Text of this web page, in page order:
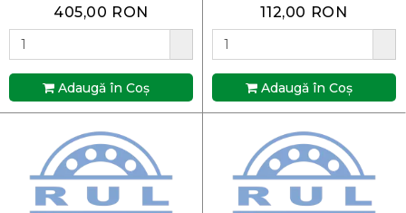
405,00 RON
Adaugă în Coş
112,00 RON
Adaugă în Coş